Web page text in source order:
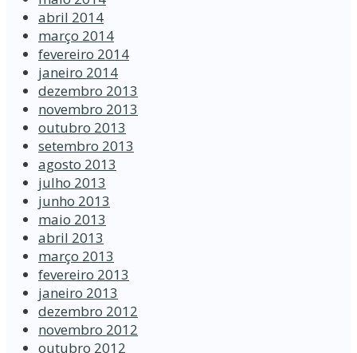
abril 2014
março 2014
fevereiro 2014
janeiro 2014
dezembro 2013
novembro 2013
outubro 2013
setembro 2013
agosto 2013
julho 2013
junho 2013
maio 2013
abril 2013
março 2013
fevereiro 2013
janeiro 2013
dezembro 2012
novembro 2012
outubro 2012